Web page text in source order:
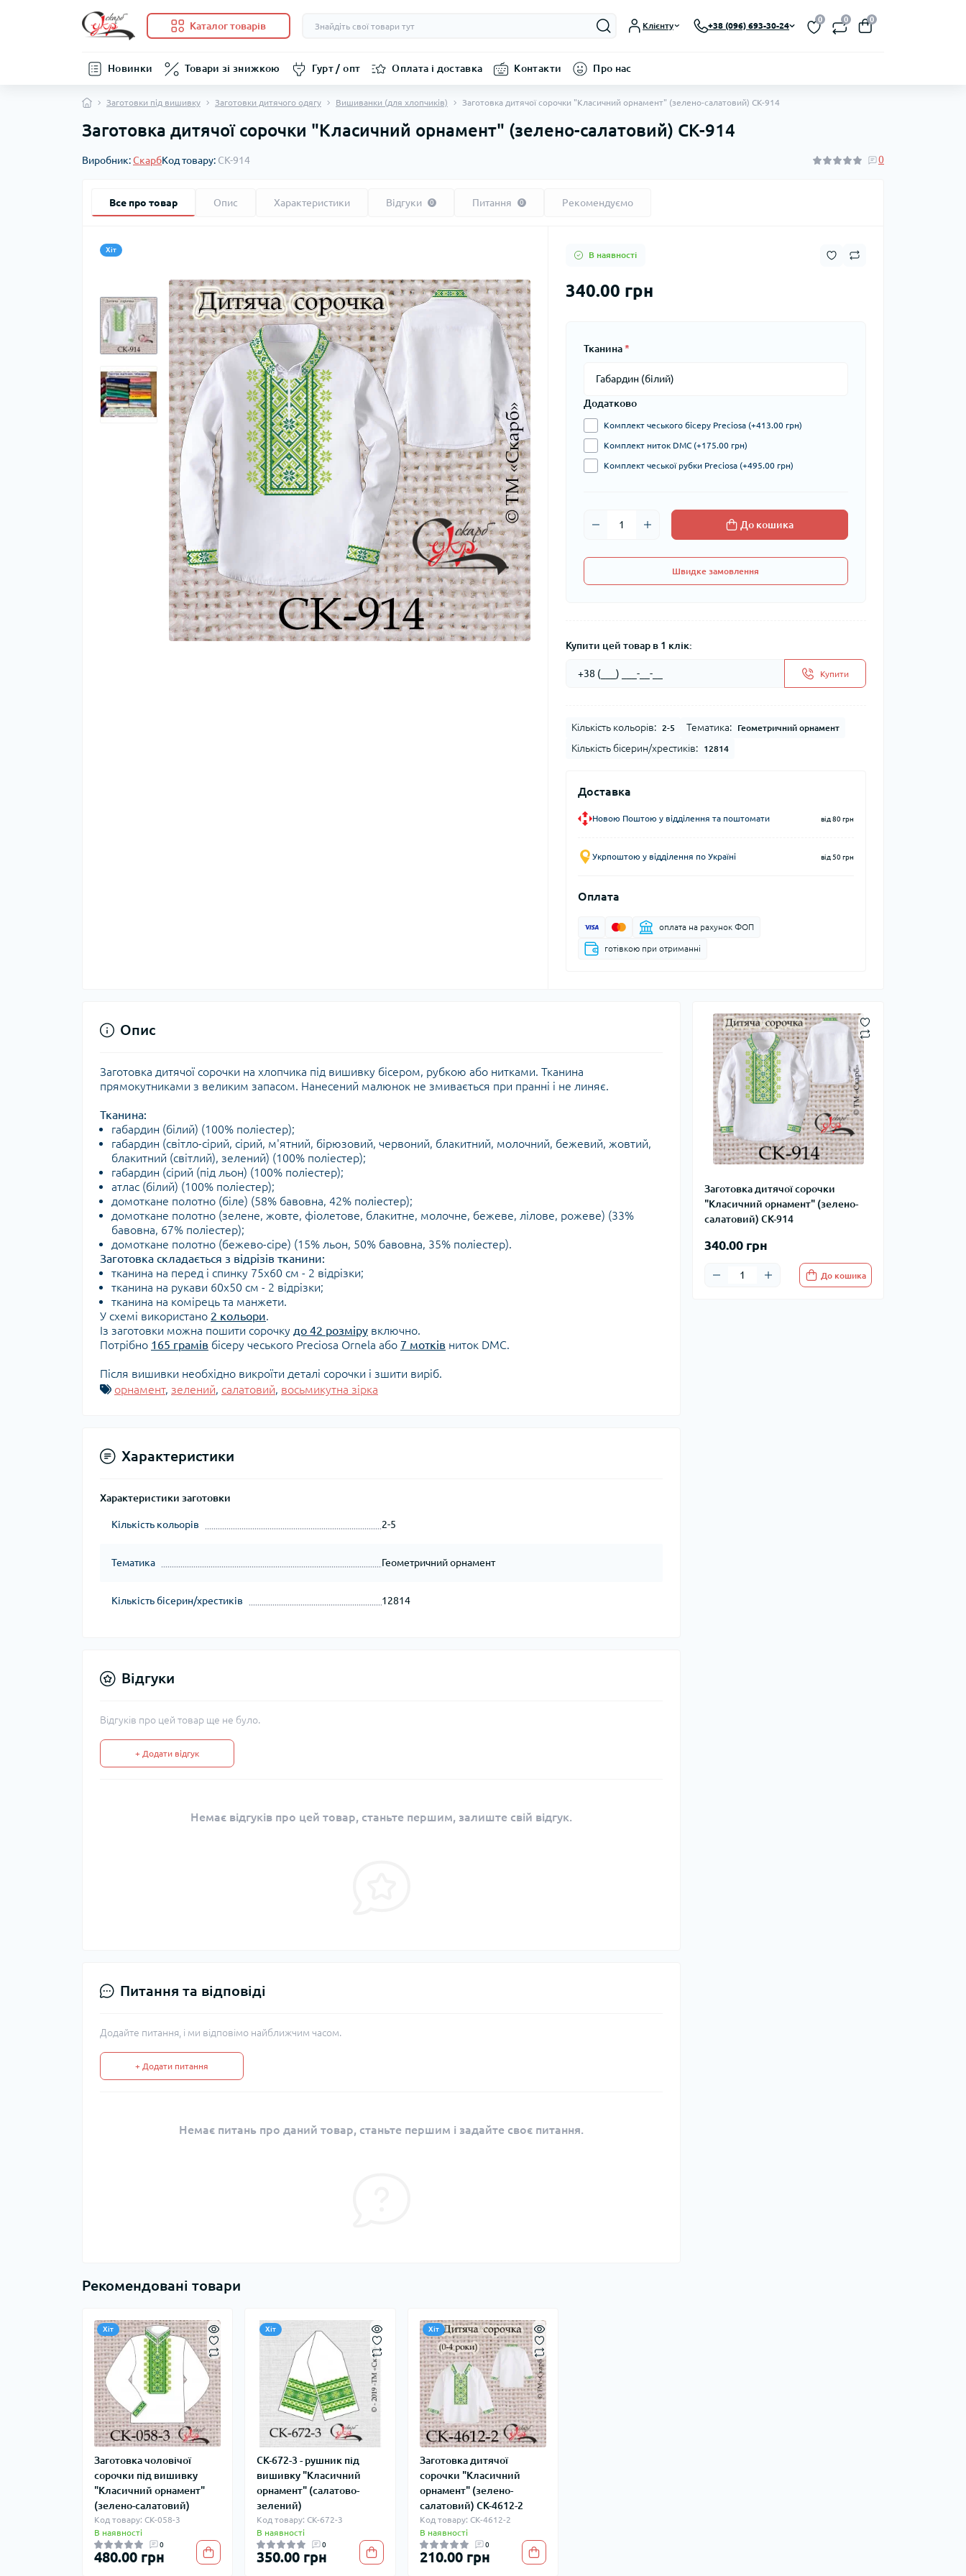
Каталог товарів Клієнту +38 (096) 693-30-24
0 0 0
Новинки Товари зі знижкою Гурт / опт Оплата і доставка Контакти Про нас
Заготовки під вишивку Заготовки дитячого одягу Вишиванки (для хлопчиків) Заготовка дитячої сорочки "Класичний орнамент" (зелено-салатовий) СК-914
Заготовка дитячої сорочки "Класичний орнамент" (зелено-салатовий) СК-914
Виробник:СкарбКод товару: СК-914 0
Все про товар Опис Характеристики Відгуки 0 Питання 0 Рекомендуємо
Хіт
В наявності
340.00 грн
Тканина*
Додатково
Комплект чеського бісеру Preciosa (+413.00 грн)
Комплект ниток DMC (+175.00 грн)
Комплект чеської рубки Preciosa (+495.00 грн)
До кошика
Швидке замовлення
Купити цей товар в 1 клік:
Купити
Кількість кольорів: 2-5 Тематика: Геометричний орнамент
Кількість бісерин/хрестиків: 12814
Доставка
Новою Поштою у відділення та поштомати від 80 грн
Укрпоштою у відділення по Україні від 50 грн
Оплата
оплата на рахунок ФОП
готівкою при отриманні
Заготовка дитячої сорочки
"Класичний орнамент" (зелено-
салатовий) СК-914
340.00 грн
До кошика
Опис
Заготовка дитячої сорочки на хлопчика під вишивку бісером, рубкою або нитками. Тканина
прямокутниками з великим запасом. Нанесений малюнок не змивається при пранні і не линяє.
Тканина:
габардин (білий) (100% поліестер);
габардин (світло-сірий, сірий, м'ятний, бірюзовий, червоний, блакитний, молочний, бежевий, жовтий,
блакитний (світлий), зелений) (100% поліестер);
габардин (сірий (під льон) (100% поліестер);
атлас (білий) (100% поліестер);
домоткане полотно (біле) (58% бавовна, 42% поліестер);
домоткане полотно (зелене, жовте, фіолетове, блакитне, молочне, бежеве, лілове, рожеве) (33%
бавовна, 67% поліестер);
домоткане полотно (бежево-сіре) (15% льон, 50% бавовна, 35% поліестер).
Заготовка складається з відрізів тканини:
тканина на перед і спинку 75х60 см - 2 відрізки;
тканина на рукави 60х50 см - 2 відрізки;
тканина на комірець та манжети.
У схемі використано 2 кольори.
Із заготовки можна пошити сорочку до 42 розміру включно.
Потрібно 165 грамів бісеру чеського Preciosa Ornela або 7 мотків ниток DMC.
Після вишивки необхідно викроїти деталі сорочки і зшити виріб.
орнамент, зелений, салатовий, восьмикутна зірка
Характеристики
Характеристики заготовки
Кількість кольорів 2-5
Тематика Геометричний орнамент
Кількість бісерин/хрестиків 12814
Відгуки
Відгуків про цей товар ще не було.
+ Додати відгук
Немає відгуків про цей товар, станьте першим, залиште свій відгук.
Питання та відповіді
Додайте питання, і ми відповімо найближчим часом.
+ Додати питання
Немає питань про даний товар, станьте першим і задайте своє питання.
Рекомендовані товари
Хіт
Заготовка чоловічої
сорочки під вишивку
"Класичний орнамент"
(зелено-салатовий)
Код товару: СК-058-3
В наявності
0
480.00 грн
Хіт
СК-672-3 - рушник під
вишивку "Класичний
орнамент" (салатово-
зелений)
Код товару: СК-672-3
В наявності
0
350.00 грн
Хіт
Заготовка дитячої
сорочки "Класичний
орнамент" (зелено-
салатовий) СК-4612-2
Код товару: СК-4612-2
В наявності
0
210.00 грн